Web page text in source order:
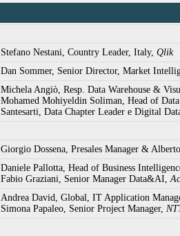
Stefano Nestani, Country Leader, Italy, Qlik
Dan Sommer, Senior Director, Market
Michela Angiò, Resp. Data Warehouse &
Mohamed Mohiyeldin Soliman, Head of
Santesarti, Data Chapter Leader e Digital
Giorgio Dossena, Presales Manager &
Daniele Pallotta, Head of Business
Fabio Graziani, Senior Manager Data&AI,
Andrea David, Global, IT Application
Simona Papaleo, Senior Project Manager,